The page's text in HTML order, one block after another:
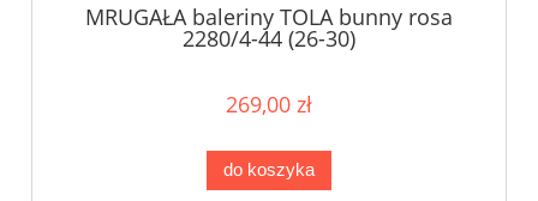
MRUGAŁA baleriny TOLA bunny rosa
2280/4-44 (26-30)
269,00 zł
do koszyka